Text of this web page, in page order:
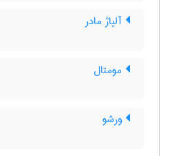
آلیاژ مادر
مومتال
ورشو